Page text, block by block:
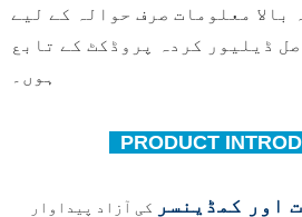
بالا معلومات صرف حوالہ کے لیے
ڈیلیور کردہ پروڈکٹ کے تابع
ہوں۔
PRODUCT
اور کمڈینسر کی آزاد پیداوار